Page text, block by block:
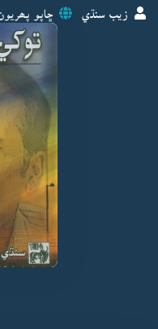
زيب سنڌي ڇاپو پھريون